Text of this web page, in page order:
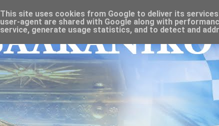
This site uses cookies from Google to deliver its
user-agent are shared with Google along with
service, generate usage statistics, and to detect and